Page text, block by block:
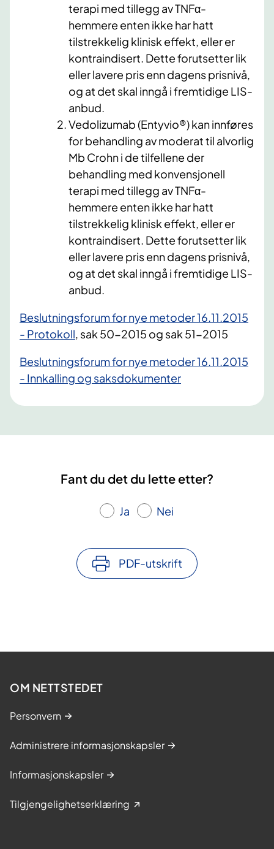
terapi med tillegg av TNFα-
hemmere enten ikke har hatt
tilstrekkelig klinisk effekt, eller er
kontraindisert. Dette forutsetter lik
eller lavere pris enn dagens prisnivå,
og at det skal inngå i fremtidige LIS-
anbud.
Vedolizumab (Entyvio®) kan innføres
for behandling av moderat til alvorlig
Mb Crohn i de tilfellene der
behandling med konvensjonell
terapi med tillegg av TNFα-
hemmere enten ikke har hatt
tilstrekkelig klinisk effekt, eller er
kontraindisert. Dette forutsetter lik
eller lavere pris enn dagens prisnivå,
og at det skal inngå i fremtidige LIS-
anbud.
Beslutningsforum for nye metoder 16.11.2015
- Protokoll , sak 50-2015 og sak 51-2015
Beslutningsforum for nye metoder 16.11.2015
- Innkalling og saksdokumenter
Fant du det du lette etter?
Ja Nei
PDF-utskrift
OM NETTSTEDET
Personvern
Administrere informasjonskapsler
Informasjonskapsler
Tilgjengelighetserklæring